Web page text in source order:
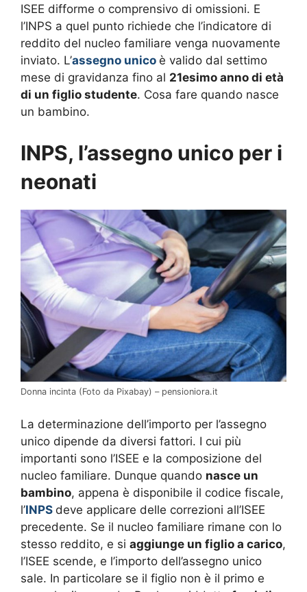
ISEE difforme o comprensivo di omissioni. E
l’INPS a quel punto richiede che l’indicatore di
reddito del nucleo familiare venga nuovamente
inviato. L’assegno unico è valido dal settimo
mese di gravidanza fino al 21esimo anno di età
di un figlio studente. Cosa fare quando nasce
un bambino.
INPS, l’assegno unico per i
neonati
Donna incinta (Foto da Pixabay) – pensioniora.it
La determinazione dell’importo per l’assegno
unico dipende da diversi fattori. I cui più
importanti sono l’ISEE e la composizione del
nucleo familiare. Dunque quando nasce un
bambino, appena è disponibile il codice fiscale,
l’INPS deve applicare delle correzioni all’ISEE
precedente. Se il nucleo familiare rimane con lo
stesso reddito, e si aggiunge un figlio a carico,
l’ISEE scende, e l’importo dell’assegno unico
sale. In particolare se il figlio non è il primo e